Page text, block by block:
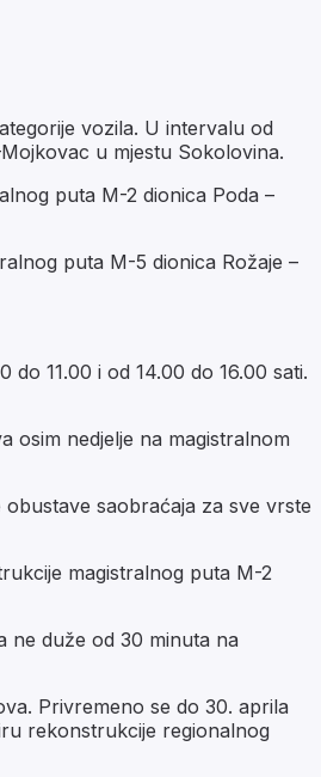
vozila. U intervalu od
u mjestu Sokolovina.
puta M-2 dionica Poda –
puta M-5 dionica Rožaje –
11.00 i od 14.00 do 16.00 sati.
osim nedjelje na magistralnom
saobraćaja za sve vrste
magistralnog puta M-2
ne duže od 30 minuta na
Privremeno se do 30. aprila
rekonstrukcije regionalnog